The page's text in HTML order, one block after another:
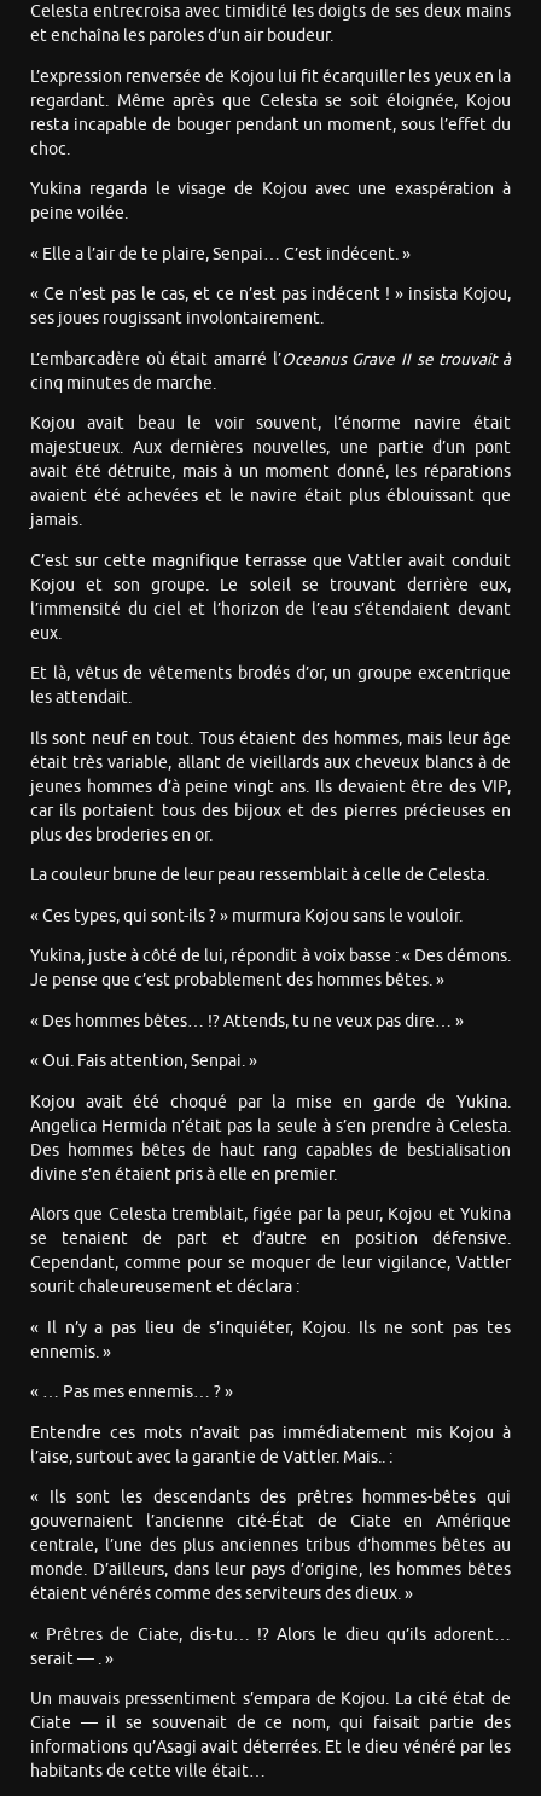
Celesta entrecroisa avec timidité les doigts de ses deux mains
et enchaîna les paroles d’un air boudeur.
L’expression renversée de Kojou lui fit écarquiller les yeux en la
regardant. Même après que Celesta se soit éloignée, Kojou
resta incapable de bouger pendant un moment, sous l’effet du
choc.
Yukina regarda le visage de Kojou avec une exaspération à
peine voilée.
« Elle a l’air de te plaire, Senpai… C’est indécent. »
« Ce n’est pas le cas, et ce n’est pas indécent ! » insista Kojou,
ses joues rougissant involontairement.
L’embarcadère où était amarré l’Oceanus Grave II se trouvait à
cinq minutes de marche.
Kojou avait beau le voir souvent, l’énorme navire était
majestueux. Aux dernières nouvelles, une partie d’un pont
avait été détruite, mais à un moment donné, les réparations
avaient été achevées et le navire était plus éblouissant que
jamais.
C’est sur cette magnifique terrasse que Vattler avait conduit
Kojou et son groupe. Le soleil se trouvant derrière eux,
l’immensité du ciel et l’horizon de l’eau s’étendaient devant
eux.
Et là, vêtus de vêtements brodés d’or, un groupe excentrique
les attendait.
Ils sont neuf en tout. Tous étaient des hommes, mais leur âge
était très variable, allant de vieillards aux cheveux blancs à de
jeunes hommes d’à peine vingt ans. Ils devaient être des VIP,
car ils portaient tous des bijoux et des pierres précieuses en
plus des broderies en or.
La couleur brune de leur peau ressemblait à celle de Celesta.
« Ces types, qui sont-ils ? » murmura Kojou sans le vouloir.
Yukina, juste à côté de lui, répondit à voix basse : « Des démons.
Je pense que c’est probablement des hommes bêtes. »
« Des hommes bêtes… !? Attends, tu ne veux pas dire… »
« Oui. Fais attention, Senpai. »
Kojou avait été choqué par la mise en garde de Yukina.
Angelica Hermida n’était pas la seule à s’en prendre à Celesta.
Des hommes bêtes de haut rang capables de bestialisation
divine s’en étaient pris à elle en premier.
Alors que Celesta tremblait, figée par la peur, Kojou et Yukina
se tenaient de part et d’autre en position défensive.
Cependant, comme pour se moquer de leur vigilance, Vattler
sourit chaleureusement et déclara :
« Il n’y a pas lieu de s’inquiéter, Kojou. Ils ne sont pas tes
ennemis. »
« … Pas mes ennemis… ? »
Entendre ces mots n’avait pas immédiatement mis Kojou à
l’aise, surtout avec la garantie de Vattler. Mais.. :
« Ils sont les descendants des prêtres hommes-bêtes qui
gouvernaient l’ancienne cité-État de Ciate en Amérique
centrale, l’une des plus anciennes tribus d’hommes bêtes au
monde. D’ailleurs, dans leur pays d’origine, les hommes bêtes
étaient vénérés comme des serviteurs des dieux. »
« Prêtres de Ciate, dis-tu… !? Alors le dieu qu’ils adorent…
serait — . »
Un mauvais pressentiment s’empara de Kojou. La cité état de
Ciate — il se souvenait de ce nom, qui faisait partie des
informations qu’Asagi avait déterrées. Et le dieu vénéré par les
habitants de cette ville était…